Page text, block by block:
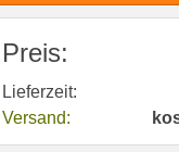
Preis:
Lieferzeit:
Versand: